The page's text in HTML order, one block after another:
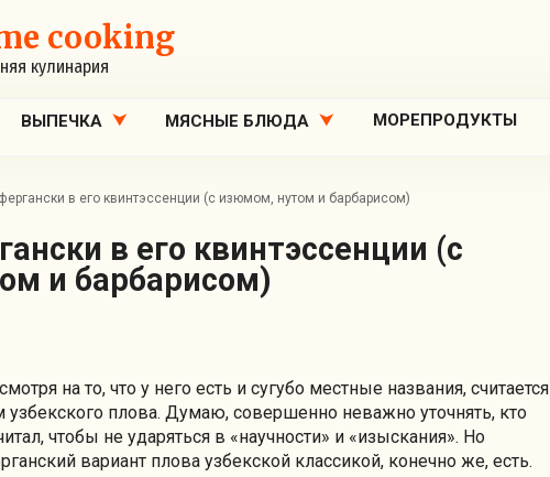
cooking
кулинария
ВЫПЕЧКА МЯСНЫЕ БЛЮДА МОРЕПРОДУКТЫ
в его квинтэссенции (с изюмом, нутом и барбарисом)
и барбарисом)
на то, что у него есть и сугубо местные названия, считается
узбекского плова. Думаю, совершенно неважно уточнять, кто
чтобы не ударяться в «научности» и «изыскания». Но
вариант плова узбекской классикой, конечно же, есть.